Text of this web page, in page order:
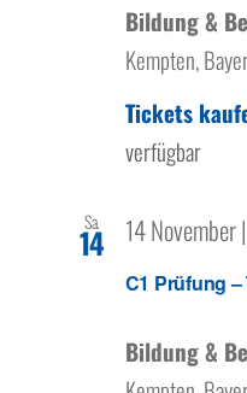
Bildung &
Kempten,
Tickets
verfügbar
Sa.
14
C1 Prüfung –
14
Bildung &